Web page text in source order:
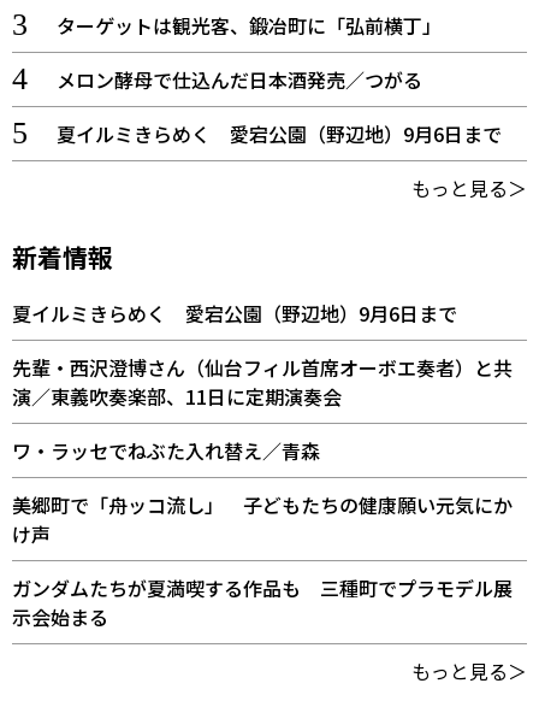
ターゲットは観光客、鍛冶町に「弘前横丁」
メロン酵母で仕込んだ日本酒発売／つがる
夏イルミきらめく 愛宕公園（野辺地）9月6日まで
もっと見る＞
新着情報
夏イルミきらめく 愛宕公園（野辺地）9月6日まで
先輩・西沢澄博さん（仙台フィル首席オーボエ奏者）と共
演／東義吹奏楽部、11日に定期演奏会
ワ・ラッセでねぶた入れ替え／青森
美郷町で「舟ッコ流し」 子どもたちの健康願い元気にか
け声
ガンダムたちが夏満喫する作品も 三種町でプラモデル展
示会始まる
もっと見る＞